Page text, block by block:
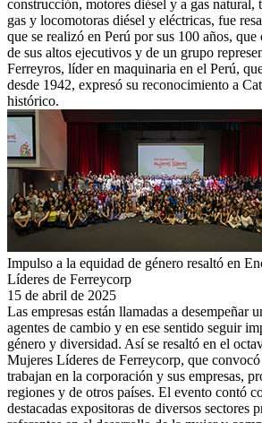
construcción, motores diésel y a gas natural,
gas y locomotoras diésel y eléctricas, fue
que se realizó en Perú por sus 100 años,
de sus altos ejecutivos y de un grupo
Ferreyros, líder en maquinaria en el Perú,
desde 1942, expresó su reconocimiento a
histórico.
Impulso a la equidad de género resaltó en
Líderes de Ferreycorp
15 de abril de 2025
Las empresas están llamadas a desempeñar
agentes de cambio y en ese sentido seguir
género y diversidad. Así se resaltó en el
Mujeres Líderes de Ferreycorp, que
trabajan en la corporación y sus empresas,
regiones y de otros países. El evento contó
destacadas expositoras de diversos sectores